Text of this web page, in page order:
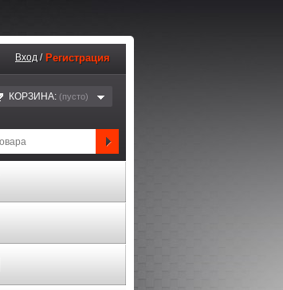
Вход / Регистрация
КОРЗИНА: (пустo)